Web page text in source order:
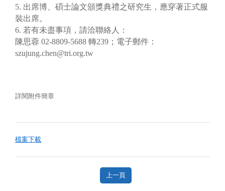
5. 出席博、碩士論文頒獎典禮之研究生，應穿著正式服
裝出席。
6. 若有未盡事項，請洽聯絡人：
陳思蓉 02-8809-5688 轉239；電子郵件：
szujung.chen@tri.org.tw
詳閱附件簡章
檔案下載
上一頁